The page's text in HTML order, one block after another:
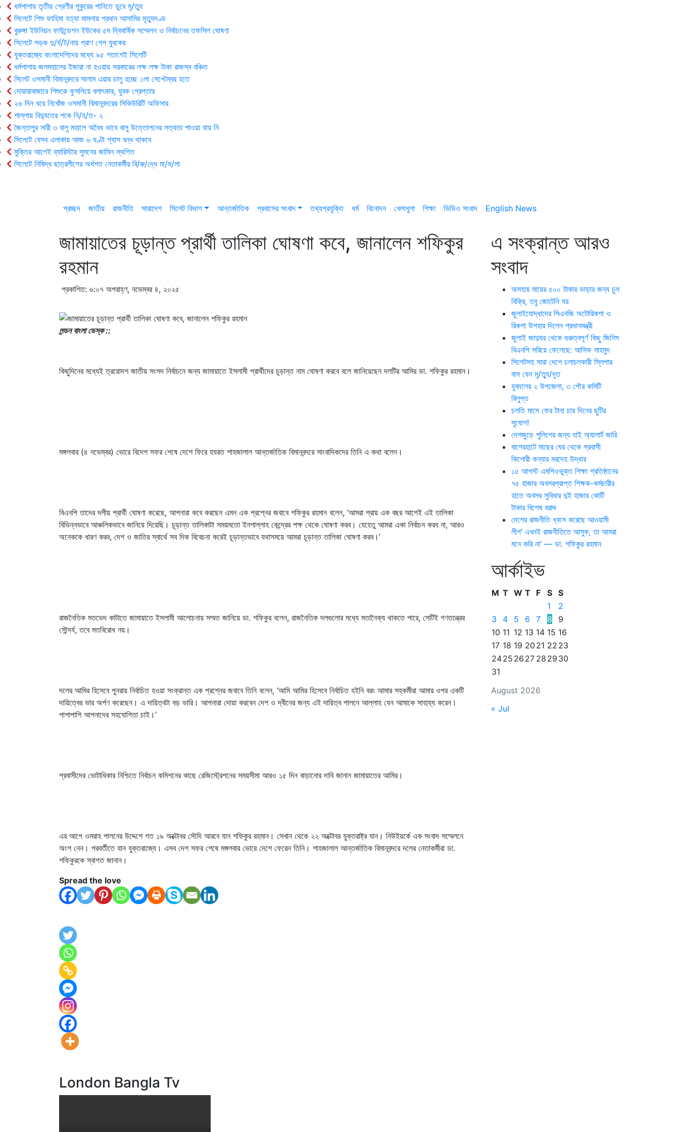
ধর্মপাশায় তৃতীয় শ্রেণীর পুকুরের পানিতে ডুবে মৃ/ত্যু
সিলেটে শিশু ফাহিমা হত্যা মামলায় প্রধান আসামির মৃত্যুদণ্ড
বুরুঙ্গা ইউনিয়ন ফাউন্ডেশন ইউকের ৫ম দ্বিবার্ষিক সম্মেলন ও নির্বাচনের তফসিল ঘোষণা
সিলেটে সড়ক দু/র্ঘ/ট/নায় প্রাণ গেল যুবকের
যুক্তরাজ্যে বাংলাদেশিদের মধ্যে ৯৫ শতাংশই সিলেটি
ধর্মপাশায় জলমহালের ইজারা না হওয়ায় সরকারের লক্ষ লক্ষ টাকা রাজস্ব বঞ্চিত
সিলেট ওসমানী বিমানবন্দরে সালাম এয়ার চালু হচ্ছে ১লা সেপ্টেম্বর হতে
দোয়ারাবাজারে শিশুকে ফুসলিয়ে বলাৎকার, যুবক গ্রেপ্তার
২৬ দিন ধরে নিখোঁজ ওসমানী বিমানবন্দরের সিকিউরিটি অফিসার
শাল্লায় বিদ্যুতের শকে নি/হ/ত- ২
জৈন্তাপুর সারী ৩ বালু মহালে অবৈধ ভাবে বালু উত্তোলনের সত্যতা পাওয়া যায় নি
সিলেটে যেসব এলাকায় আজ ৬ ঘণ্টা গ্যাস বন্ধ থাকবে
মুক্তির আগেই ব্যারিস্টার সুমনের জামিন স্থগিত
সিলেটে নিষিদ্ধ ছাত্রলীগের অর্ধশত নেতাকর্মীর বি/রু/দ্ধে মা/ম/লা
প্রচ্ছদ জাতীয় রাজনীতি সারাদেশ সিলেট বিভাগ আন্তর্জাতিক প্রবাসের সংবাদ তথ্যপ্রযুক্তি ধর্ম বিনোদন খেলাধুলা শিক্ষা ভিডিও সংবাদ English News
জামায়াতের চূড়ান্ত প্রার্থী তালিকা ঘোষণা কবে, জানালেন শফিকুর
রহমান
প্রকাশিত: ৬:০৭ অপরাহ্ণ, নভেম্বর ৪, ২০২৫
লন্ডন বাংলা ডেস্ক ::
কিছুদিনের মধ্যেই ত্রয়োদশ জাতীয় সংসদ নির্বাচনে জন্য জামায়াতে ইসলামী প্রার্থীদের চূড়ান্ত নাম ঘোষণা করবে বলে জানিয়েছেন দলটির আমির ডা. শফিকুর রহমান।
মঙ্গলবার (৪ নভেম্বর) ভোরে বিদেশ সফর শেষে দেশে ফিরে হযরত শাহজালাল আন্তর্জাতিক বিমানবন্দরে সাংবাদিকদের তিনি এ কথা বলেন।
বিএনপি তাদের দলীয় প্রার্থী ঘোষণা করেছে, আপনারা কবে করছেন এমন এক প্রশ্নের জবাবে শফিকুর রহমান বলেন, ‘আমরা প্রায় এক বছর আগেই এই তালিকা
বিভিন্নভাবে আঞ্চলিকভাবে জানিয়ে দিয়েছি। চূড়ান্ত তালিকাটা সময়মতো ইনশাল্লাহ কেন্দ্রের পক্ষ থেকে ঘোষণা করব। যেহেতু আমরা একা নির্বাচন করব না, আরও
অনেককে ধারণ করব, দেশ ও জাতির স্বার্থে সব দিক বিবেচনা করেই চূড়ান্তভাবে যথাসময়ে আমরা চূড়ান্ত তালিকা ঘোষণা করব।’
রাজনৈতিক মতভেদ কাটাতে জামায়াতে ইসলামী আলোচনায় সম্মত জানিয়ে ডা. শফিকুর বলেন, রাজনৈতিক দলগুলোর মধ্যে মতানৈক্য থাকতে পারে, সেটিই গণতন্ত্রের
সৌন্দর্য, তবে মতবিরোধ নয়।
দলের আমির হিসেবে পুনরায় নির্বাচিত হওয়া সংক্রান্ত এক প্রশ্নের জবাবে তিনি বলেন, ‘আমি আমির হিসেবে নির্বাচিত হইনি বরং আমার সহকর্মীরা আমার ওপর একটি
দায়িত্বের ভার অর্পণ করেছেন। এ দায়িত্বটা বড় ভারি। আপনারা দোয়া করবেন দেশ ও দ্বীনের জন্য এই দায়িত্ব পালনে আল্লাহ যেন আমাকে সাহায্য করেন।
পাশাপাশি আপনাদের সহযোগিতা চাই।’
প্রবাসীদের ভোটাধিকার নিশ্চিতে নির্বাচন কমিশনের কাছে রেজিস্ট্রেশনের সময়সীমা আরও ১৫ দিন বাড়ানোর দাবি জানান জামায়াতের আমির।
এর আগে ওমরাহ পালনের উদ্দেশে গত ১৯ অক্টোবর সৌদি আরবে যান শফিকুর রহমান। সেখান থেকে ২২ অক্টোবর যুক্তরাষ্ট্র যান। নিউইয়র্কে এক সংবাদ সম্মেলনে
অংশ নেন। পরবর্তীতে যান যুক্তরাজ্যে। এসব দেশ সফর শেষে মঙ্গলবার ভোরে দেশে ফেরেন তিনি। শাহজালাল আন্তর্জাতিক বিমানবন্দরে দলের নেতাকর্মীরা ডা.
শফিকুরকে স্বাগত জানান।
Spread the love
এ সংক্রান্ত আরও
সংবাদ
অসহায় মায়ের ৫০০ টাকার ভাড়ার জন্য চুল
বিক্রি, তবু জোটেনি ঘর
জুলাইযোদ্ধাদের সিএনজি অটোরিকশা ও
রিকশা উপহার দিলেন প্রধানমন্ত্রী
জুলাই জাদুঘর থেকে গুরুত্বপূর্ণ কিছু জিনিস
বিএনপি সরিয়ে ফেলেছে: আসিফ মাহমুদ
সিলেটসহ সারা দেশে চলাচলকারী স্লিপার
বাস যেন মৃ/ত্যু/দূত
যুবদলের ২ উপজেলা, ৩ পৌর কমিটি
বিলুপ্ত
চলতি মাসে ফের টানা চার দিনের ছুটির
সুযোগ!
দেশজুড়ে পুলিশের জন্য হাই অ্যালার্ট জারি
বাগেরহাটে মাছের ঘের থেকে প্রবাসী
কিশোরী কন্যার মরদেহ উদ্ধার
১৫ আগস্ট এমপিওভুক্ত শিক্ষা প্রতিষ্ঠানের
৭৫ হাজার অবসরপ্রাপ্ত শিক্ষক-কর্মচারীর
হাতে অবসর সুবিধার দুই হাজার কোটি
টাকার বিশেষ বরাদ্দ
দেশের রাজনীতি ধ্বংস করেছে আওয়ামী
লীগ’ এখনই রাজনীতিতে আসুক, তা আমরা
মনে করি না’ — ডা. শফিকুর রহমান
আর্কাইভ
August 2026
M T W T F S S
1
2
3
4 5 6 7 8
9
10 11 12 13 14 15 16
17 18 19 20 21 22 23
2425 26 27 28 29 30
31
« Jul
London Bangla Tv